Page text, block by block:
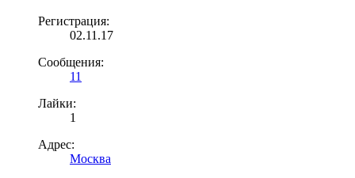
Регистрация:
02.11.17
Сообщения:
11
Лайки:
1
Адрес:
Москва